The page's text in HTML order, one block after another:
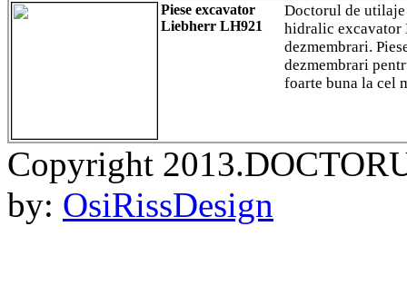
Piese excavator
Liebherr LH921
Doctorul de
hidralic excavator
dezmembrari.
dezmembrari
foarte buna la cel
Copyright
by: OsiRissDesign